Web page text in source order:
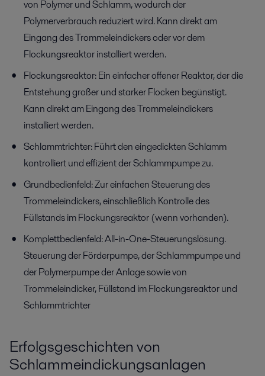
von Polymer und Schlamm, wodurch der
Polymerverbrauch reduziert wird. Kann direkt am
Eingang des Trommeleindickers oder vor dem
Flockungsreaktor installiert werden.
Flockungsreaktor: Ein einfacher offener Reaktor, der die
Entstehung großer und starker Flocken begünstigt.
Kann direkt am Eingang des Trommeleindickers
installiert werden.
Schlammtrichter: Führt den eingedickten Schlamm
kontrolliert und effizient der Schlammpumpe zu.
Grundbedienfeld: Zur einfachen Steuerung des
Trommeleindickers, einschließlich Kontrolle des
Füllstands im Flockungsreaktor (wenn vorhanden).
Komplettbedienfeld: All-in-One-Steuerungslösung.
Steuerung der Förderpumpe, der Schlammpumpe und
der Polymerpumpe der Anlage sowie von
Trommeleindicker, Füllstand im Flockungsreaktor und
Schlammtrichter
Erfolgsgeschichten von
Schlammeindickungsanlagen